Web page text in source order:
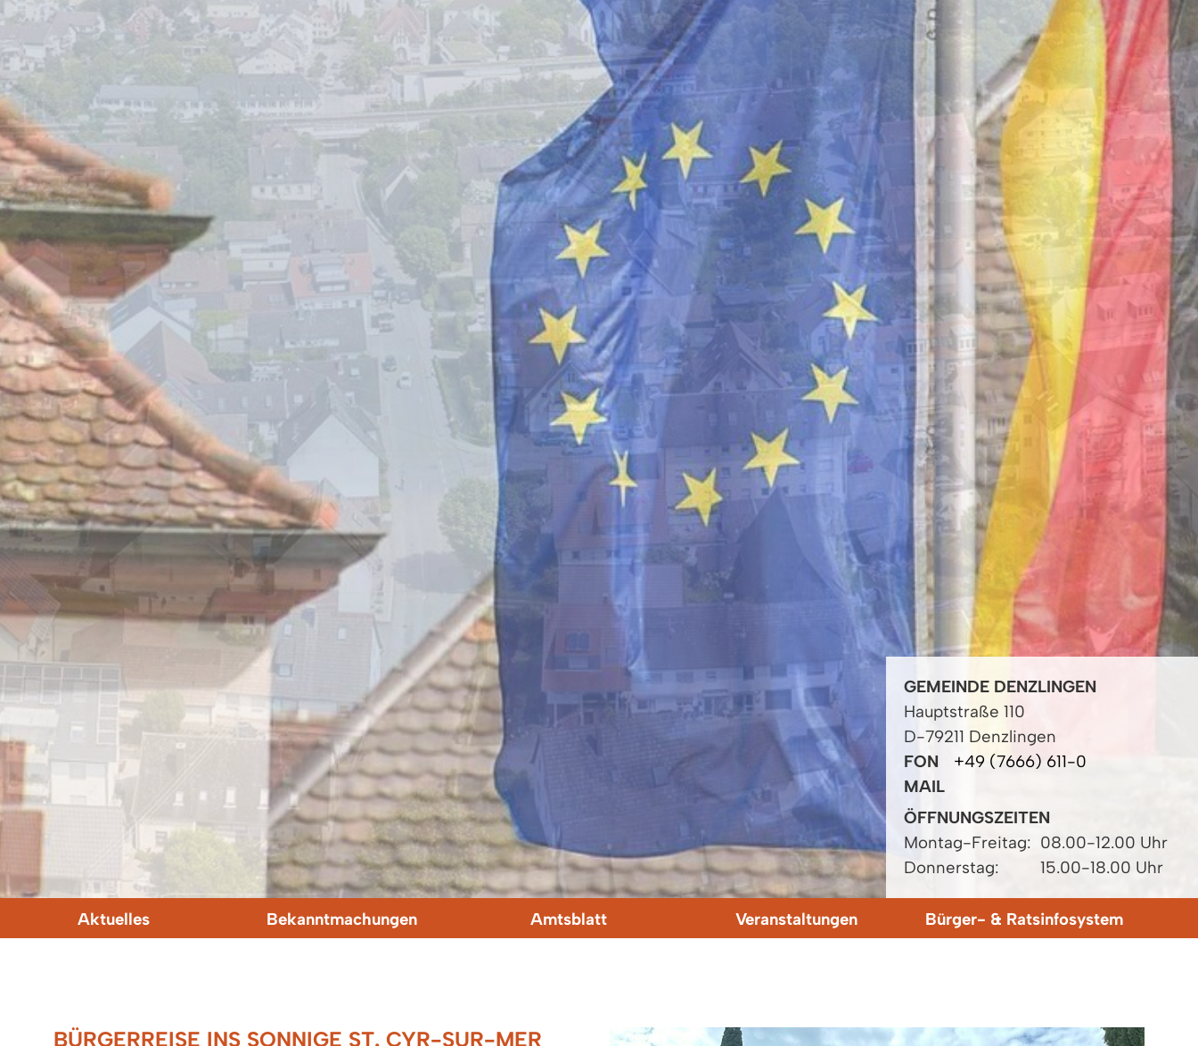
GEMEINDE DENZLINGEN
Hauptstraße 110
D-79211 Denzlingen
FON
+49 (7666) 611-0
MAIL
ÖFFNUNGSZEITEN
Montag-Freitag: 08.00-12.00 Uhr
Donnerstag:
15.00-18.00 Uhr
Aktuelles Bekanntmachungen Amtsblatt Veranstaltungen Bürger- & Ratsinfosystem
BÜRGERREISE INS SONNIGE ST. CYR-SUR-MER